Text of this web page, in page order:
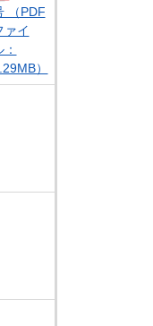
（PDF
ァイ
：
）